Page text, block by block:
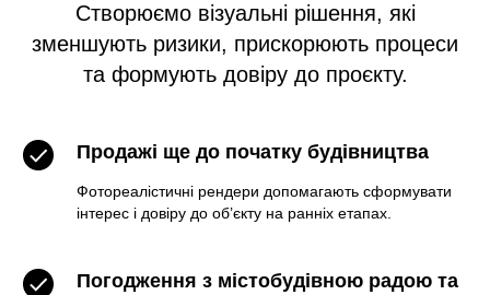
Створюємо візуальні рішення, які
зменшують ризики, прискорюють процеси
та формують довіру до проєкту.
Продажі ще до початку будівництва
Фотореалістичні рендери допомагають сформувати
інтерес і довіру до об’єкту на ранніх етапах.
Погодження з містобудівною радою та